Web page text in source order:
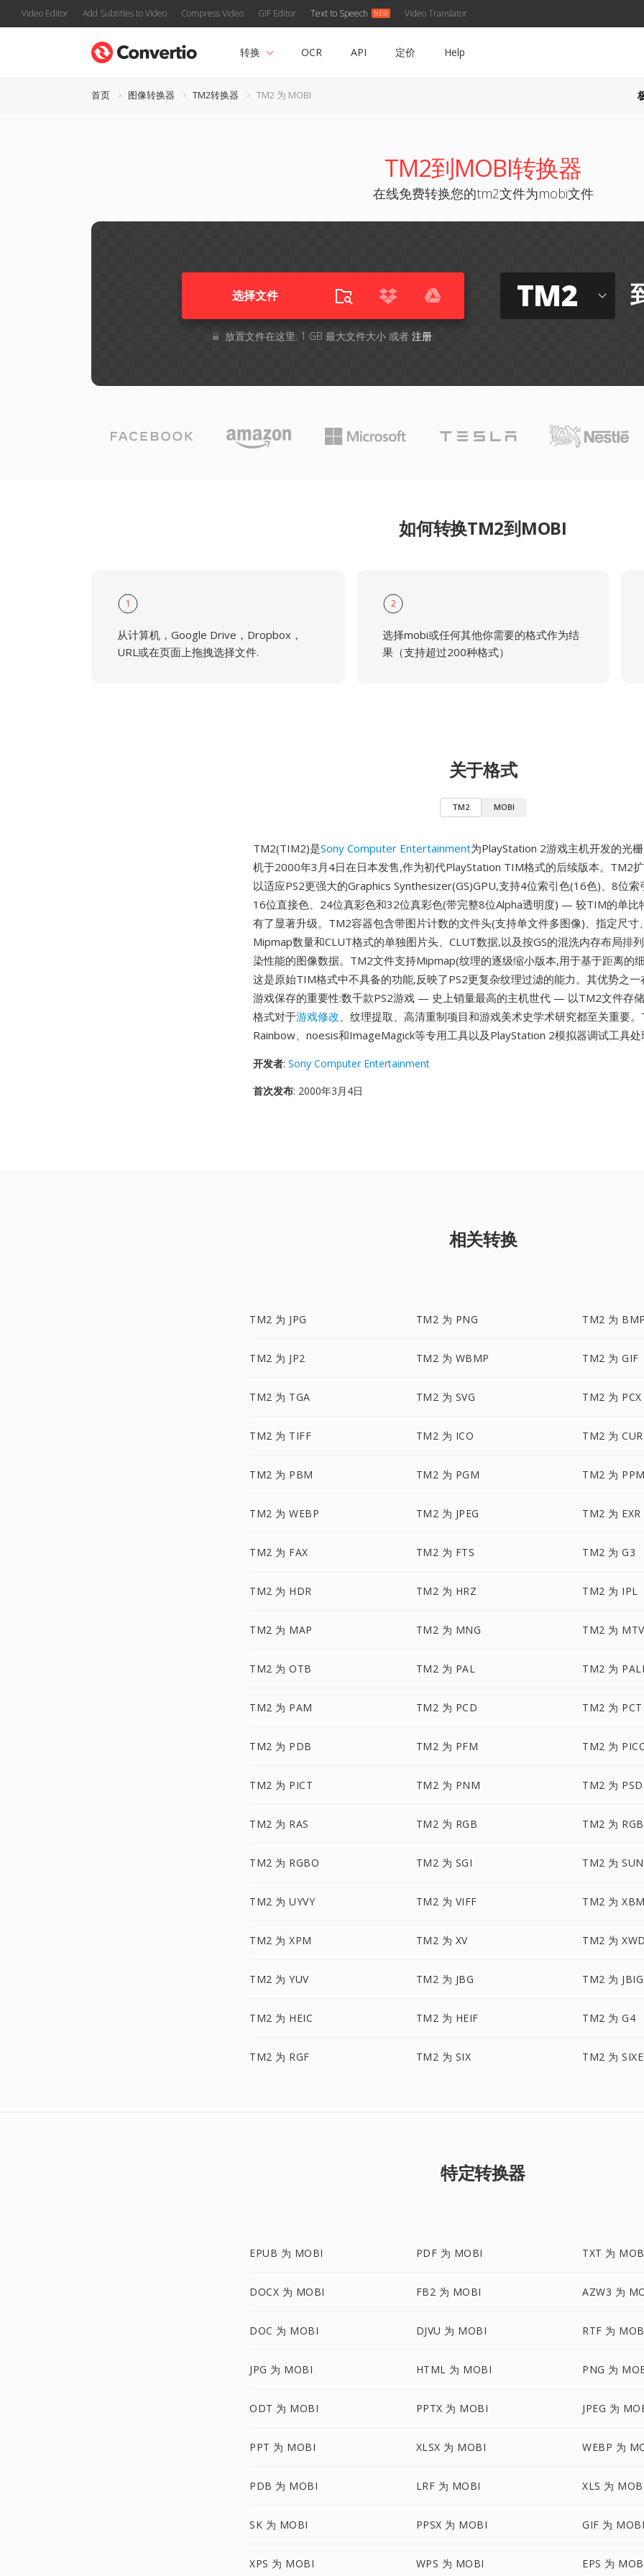
Video Editor Add Subtitles to Video Compress Video GIF Editor Text to Speech Video Translator
转换 OCR API 定价 Help
首页 图像转换器 TM2转换器 TM2 为 MOBI
TM2到MOBI转换器
在线免费转换您的tm2文件为mobi文件
选择文件
放置文件在这里. 1 GB 最大文件大小 或者 注册
TM2
如何转换TM2到MOBI
1
从计算机，Google Drive，Dropbox，
URL或在页面上拖拽选择文件.
2
选择mobi或任何其他你需要的格式作为结
果（支持超过200种格式）
关于格式
TM2 MOBI
TM2(TIM2)是Sony Computer Entertainment为PlayStation 2游戏主机开发的光
机于2000年3月4日在日本发售,作为初代PlayStation TIM格式的后续版本。TM2
以适应PS2更强大的Graphics Synthesizer(GS)GPU,支持4位索引色(16色)、8位
16位直接色、24位真彩色和32位真彩色(带完整8位Alpha透明度) — 较TIM的单比
有了显著升级。TM2容器包含带图片计数的文件头(支持单文件多图像)、指定尺寸
Mipmap数量和CLUT格式的单独图片头、CLUT数据,以及按GS的混洗内存布局排
染性能的图像数据。TM2文件支持Mipmap(纹理的逐级缩小版本,用于基于距离的
这是原始TIM格式中不具备的功能,反映了PS2更复杂纹理过滤的能力。其优势之
游戏保存的重要性:数千款PS2游戏 — 史上销量最高的主机世代 — 以TM2文件存
格式对于游戏修改、纹理提取、高清重制项目和游戏美术史学术研究都至关重要
Rainbow、noesis和ImageMagick等专用工具以及PlayStation 2模拟器调试工具处
开发者: Sony Computer Entertainment
首次发布: 2000年3月4日
相关转换
TM2 为 JPG TM2 为 PNG TM2 为
TM2 为 JP2 TM2 为 WBMP TM2 为 GIF
TM2 为 TGA TM2 为 SVG TM2 为 PCX
TM2 为 TIFF TM2 为 ICO TM2 为 CUR
TM2 为 PBM TM2 为 PGM TM2 为
TM2 为 WEBP TM2 为 JPEG TM2 为 EXR
TM2 为 FAX TM2 为 FTS TM2 为 G3
TM2 为 HDR TM2 为 HRZ TM2 为 IPL
TM2 为 MAP TM2 为 MNG TM2 为 MTV
TM2 为 OTB TM2 为 PAL TM2 为
TM2 为 PAM TM2 为 PCD TM2 为 PCT
TM2 为 PDB TM2 为 PFM TM2 为
TM2 为 PICT TM2 为 PNM TM2 为 PSD
TM2 为 RAS TM2 为 RGB TM2 为
TM2 为 RGBO TM2 为 SGI TM2 为 SUN
TM2 为 UYVY TM2 为 VIFF TM2 为
TM2 为 XPM TM2 为 XV TM2 为
TM2 为 YUV TM2 为 JBG TM2 为 JBIG
TM2 为 HEIC TM2 为 HEIF TM2 为 G4
TM2 为 RGF TM2 为 SIX TM2 为
特定转换器
EPUB 为 MOBI PDF 为 MOBI TXT 为
DOCX 为 MOBI FB2 为 MOBI AZW3 为
DOC 为 MOBI DJVU 为 MOBI RTF 为
JPG 为 MOBI HTML 为 MOBI PNG 为
ODT 为 MOBI PPTX 为 MOBI JPEG 为
PPT 为 MOBI XLSX 为 MOBI WEBP 为
PDB 为 MOBI LRF 为 MOBI XLS 为
SK 为 MOBI PPSX 为 MOBI GIF 为
XPS 为 MOBI WPS 为 MOBI EPS 为